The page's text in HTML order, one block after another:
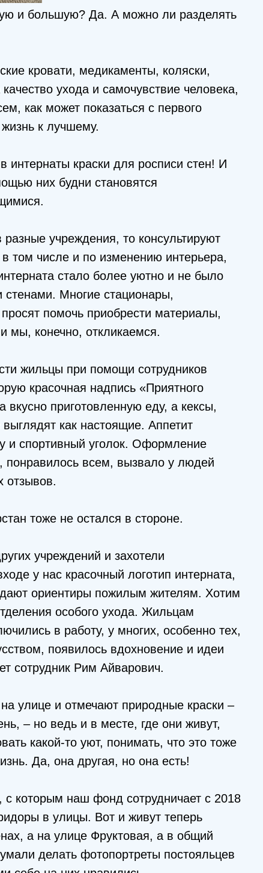
и большую? Да. А можно ли разделять
кровати, медикаменты, коляски,
ухода и самочувствие человека,
как может показаться с первого
к лучшему.
краски для росписи стен! И
них будни становятся
учреждения, то консультируют
том числе и по изменению интерьера,
стало более уютно и не было
Многие стационары,
помочь приобрести материалы,
мы, конечно, откликаемся.
жильцы при помощи сотрудников
красочная надпись «Приятного
вкусно приготовленную еду, а кексы,
как настоящие. Аппетит
и спортивный уголок. Оформление
понравилось всем, вызвало у людей
отзывов.
тоже не остался в стороне.
учреждений и захотели
у нас красочный логотип интерната,
ориентиры пожилым жителям. Хотим
особого ухода. Жильцам
в работу, у многих, особенно тех,
появилось вдохновение и идеи
сотрудник Рим Айварович.
улице и отмечают природные краски –
– но ведь и в месте, где они живут,
какой-то уют, понимать, что это тоже
Да, она другая, но она есть!
с которым наш фонд сотрудничает с 2018
в улицы. Вот и живут теперь
а на улице Фруктовая, а в общий
делать фотопортреты постояльцев